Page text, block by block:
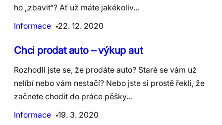
ho „zbavit“? Ať už máte jakékoliv…
Informace
22. 12. 2020
Chci prodat auto – výkup aut
Rozhodli jste se, že prodáte auto? Staré se vám už
nelíbí nebo vám nestačí? Nebo jste si prostě řekli, že
začnete chodit do práce pěšky…
Informace
19. 3. 2020